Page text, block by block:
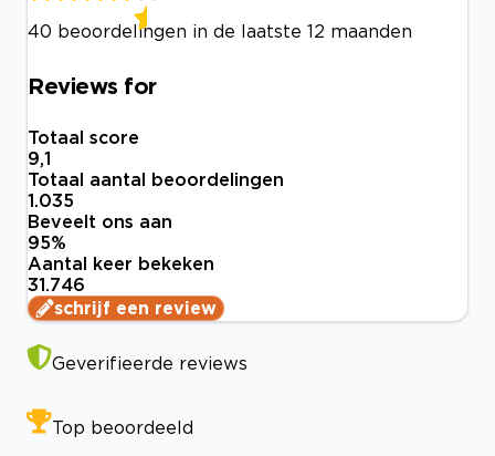
40 beoordelingen in de laatste 12 maanden
Reviews for
Totaal score
9,1
Totaal aantal beoordelingen
1.035
Beveelt ons aan
95%
Aantal keer bekeken
31.746
schrijf een review
Geverifieerde reviews
Top beoordeeld